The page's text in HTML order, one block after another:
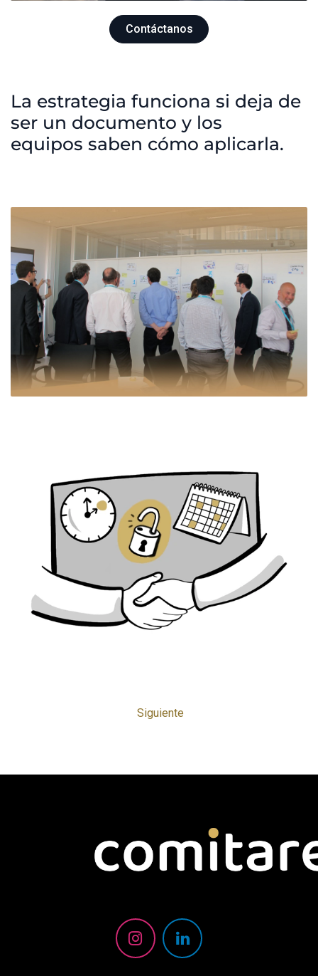
Siguiente
La estrategia funciona si deja de
ser un documento y los
equipos saben cómo aplicarla.
Contáctanos